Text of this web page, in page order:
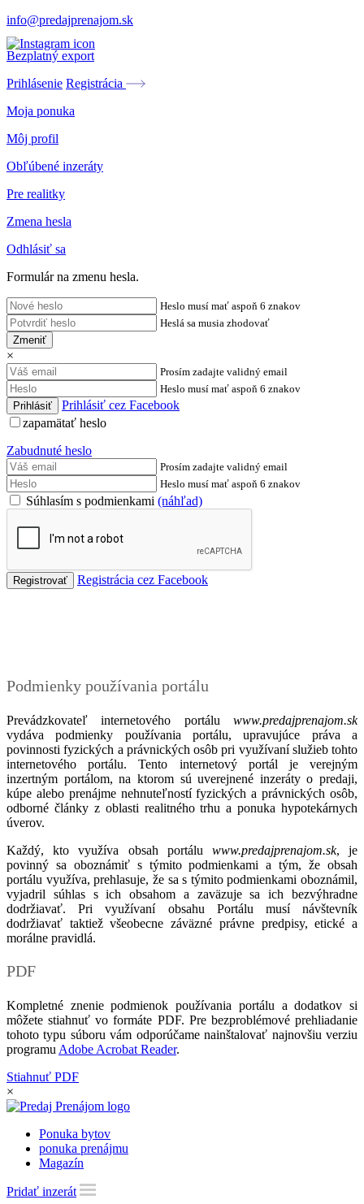
info@predajprenajom.sk
Bezplatný export
Prihlásenie Registrácia
Moja ponuka
Môj profil
Obľúbené inzeráty
Pre realitky
Zmena hesla
Odhlásiť sa
Formulár na zmenu hesla.
Heslo musí mať aspoň 6 znakov
Heslá sa musia zhodovať
Zmeniť
×
Prosím zadajte validný email
Heslo musí mať aspoň 6 znakov
Prihlásiť cez Facebook
zapamätať heslo
Zabudnuté heslo
Prosím zadajte validný email
Heslo musí mať aspoň 6 znakov
Súhlasím s podmienkami (náhľad)
Registrácia cez Facebook
Podmienky používania portálu
Prevádzkovateľ internetového portálu www.predajprenajom.sk
vydáva podmienky používania portálu, upravujúce práva a
povinnosti fyzických a právnických osôb pri využívaní služieb tohto
internetového portálu. Tento internetový portál je verejným
inzertným portálom, na ktorom sú uverejnené inzeráty o predaji,
kúpe alebo prenájme nehnuteľností fyzických a právnických osôb,
odborné články z oblasti realitného trhu a ponuka hypotekárnych
úverov.
Každý, kto využíva obsah portálu www.predajprenajom.sk, je
povinný sa oboznámiť s týmito podmienkami a tým, že obsah
portálu využíva, prehlasuje, že sa s týmito podmienkami oboznámil,
vyjadril súhlas s ich obsahom a zaväzuje sa ich bezvýhradne
dodržiavať. Pri využívaní obsahu Portálu musí návštevník
dodržiavať taktiež všeobecne záväzné právne predpisy, etické a
morálne pravidlá.
PDF
Kompletné znenie podmienok používania portálu a dodatkov si
môžete stiahnuť vo formáte PDF. Pre bezproblémové prehliadanie
tohoto typu súboru vám odporúčame nainštalovať najnovšiu verziu
programu Adobe Acrobat Reader.
Stiahnuť PDF
×
Ponuka bytov
ponuka prenájmu
Magazín
Pridať inzerát